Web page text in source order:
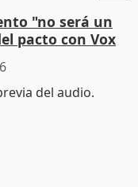
"no será un
pacto con Vox